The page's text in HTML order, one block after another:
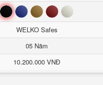
Đen Xanh Nâu Đỏ Trắng
WELKO Safes
05 Năm
10.200.000 VNĐ